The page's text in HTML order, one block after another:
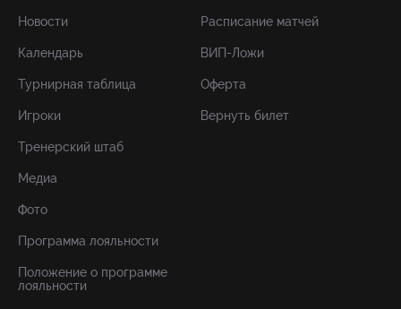
Новости
Календарь
Турнирная таблица
Игроки
Тренерский штаб
Медиа
Фото
Программа лояльности
Положение о программе
лояльности
Расписание матчей
ВИП-Ложи
Оферта
Вернуть билет